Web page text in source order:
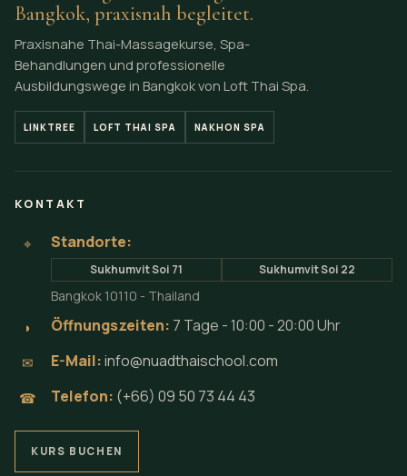
Bangkok, praxisnah begleitet.
Praxisnahe Thai-Massagekurse, Spa-
Behandlungen und professionelle
Ausbildungswege in Bangkok von Loft Thai Spa.
LINKTREE LOFT THAI SPA NAKHON SPA
KONTAKT
⌖ Standorte:
Sukhumvit Soi 71 Sukhumvit Soi 22
Bangkok 10110 - Thailand
◗ Öffnungszeiten: 7 Tage - 10:00 - 20:00 Uhr
✉ E-Mail:info@nuadthaischool.com
☎ Telefon: (+66) 09 50 73 44 43
KURS BUCHEN